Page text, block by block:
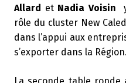
Allard et Nadia Voisin
rôle du cluster New
dans l’appui aux
s’exporter dans la Région.